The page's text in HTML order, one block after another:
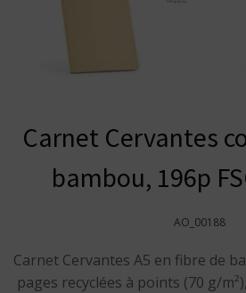
Carnet Cervantes
bambou, 196p
AO_00188
Carnet Cervantes A5 en fibre de
pages recyclées à points (70 g/